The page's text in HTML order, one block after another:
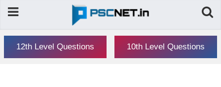
12th Level Questions 10th Level Questions